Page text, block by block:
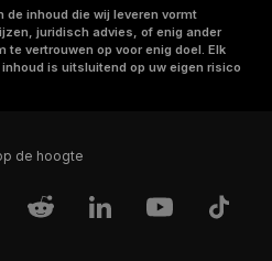
de inhoud die wij leveren vormt
juridisch advies, of enig ander
te vertrouwen op voor enig doel. Elk
is uitsluitend op uw eigen risico
de hoogte